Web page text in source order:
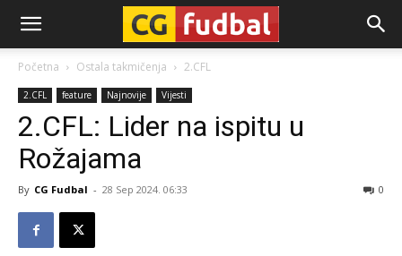
CG-
Fudbal
Početna Ostala takmičenja 2.CFL
2.CFL feature Najnovije Vijesti
2.CFL: Lider na ispitu u
Rožajama
By CG Fudbal - 28 Sep 2024. 06:33 0